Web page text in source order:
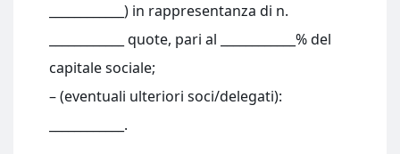
____________) in rappresentanza di n.
____________ quote, pari al ____________% del
capitale sociale;
– (eventuali ulteriori soci/delegati):
____________.